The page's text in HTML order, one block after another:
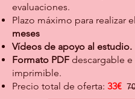
evaluaciones.
Plazo máximo para realizar
meses
Vídeos de apoyo al estudio.
Formato PDF descargable e
imprimible.
Precio total de oferta: 33€